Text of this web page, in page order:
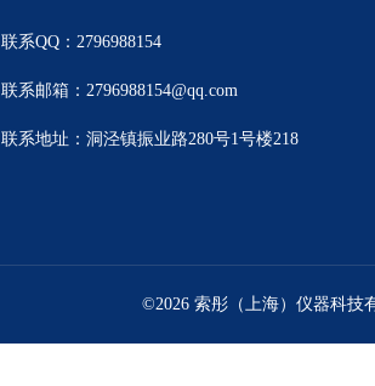
联系QQ：2796988154
联系邮箱：2796988154@qq.com
联系地址：洞泾镇振业路280号1号楼218
©2026 索彤（上海）仪器科技